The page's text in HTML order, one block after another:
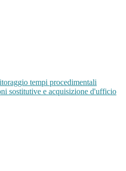
tempi procedimentali
sostitutive e acquisizione d'ufficio